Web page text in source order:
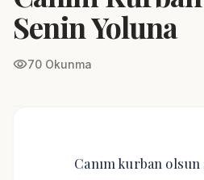
Senin Yoluna
visibility70 Okunma
Canım kurban